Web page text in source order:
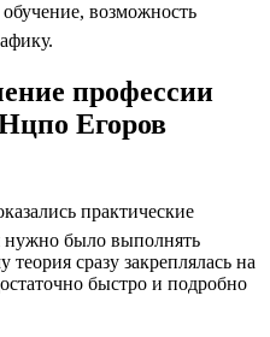
обучение, возможность
профессии
Егоров
практические
нужно было выполнять
теория сразу закреплялась на
быстро и подробно